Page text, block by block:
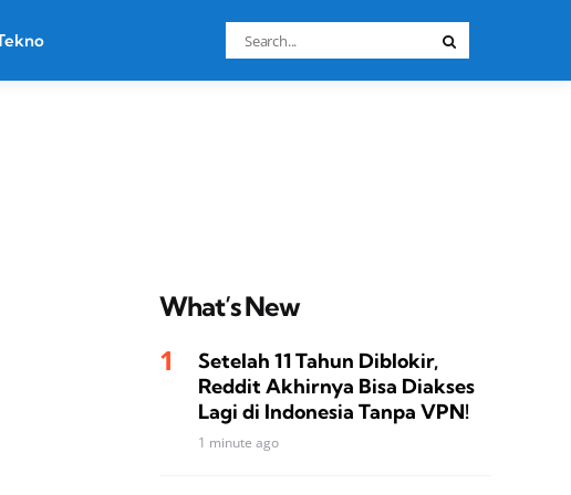
Search
for:
What’s New
Setelah 11 Tahun Diblokir,
Reddit Akhirnya Bisa Diakses
Lagi di Indonesia Tanpa VPN!
1 minute ago